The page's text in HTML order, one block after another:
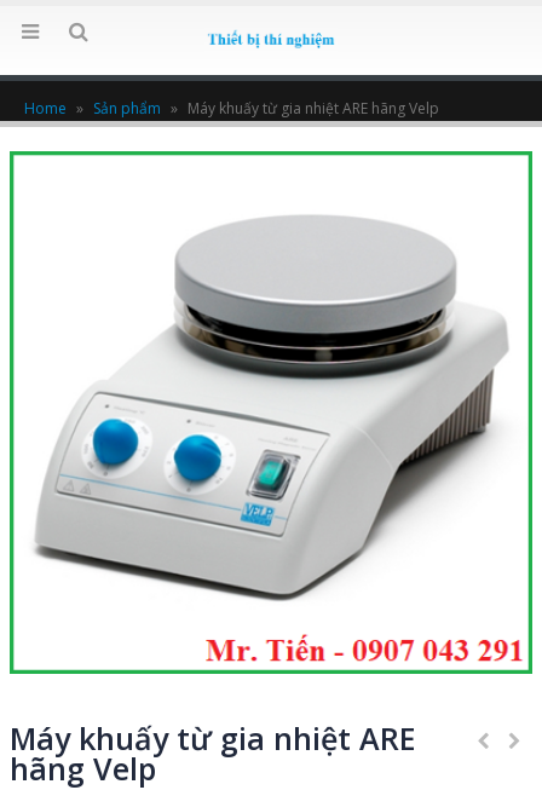
Home » Sản phẩm » Máy khuấy từ gia nhiệt ARE hãng Velp
Máy khuấy từ gia nhiệt ARE
hãng Velp